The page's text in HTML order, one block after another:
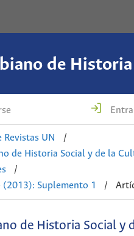
Revistas UN
/
de Historia Social y de la
/
Suplemento 1
/
de Historia Social y